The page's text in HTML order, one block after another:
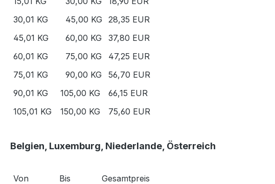
30,01 KG
45,00 KG 28,35 EUR
45,01 KG
60,00 KG
37,80 EUR
60,01 KG
75,00 KG
47,25 EUR
75,01 KG
90,00 KG
56,70 EUR
90,01 KG
105,00 KG
66,15 EUR
105,01 KG
150,00 KG 75,60 EUR
Belgien, Luxemburg, Niederlande, Österreich
Von Bis
Gesamtpreis